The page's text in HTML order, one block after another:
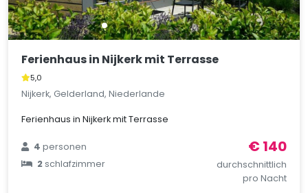
Ferienhaus in Nijkerk mit Terrasse
5,0
Nijkerk, Gelderland, Niederlande
Ferienhaus in Nijkerk mit Terrasse
4personen
2schlafzimmer
€ 140
durchschnittlich
pro Nacht